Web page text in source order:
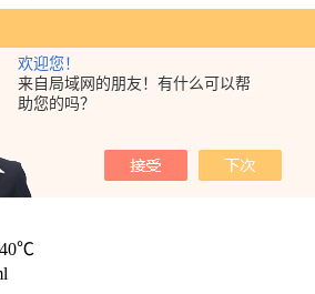
欢迎您！
来自局域网的朋友！有什么可以帮
助您的吗？
至
40℃